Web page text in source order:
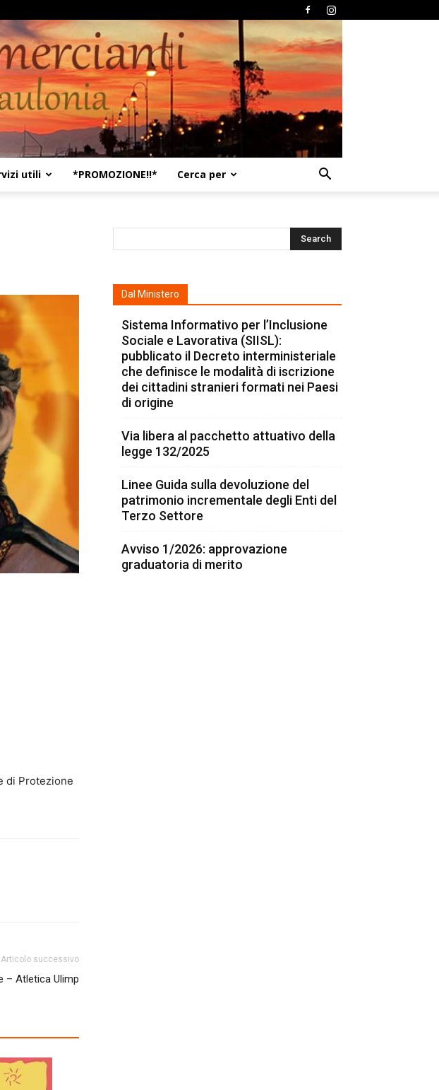
utili *PROMOZIONE!!* Cerca per
di Protezione
Articolo successivo
– Atletica Ulimp
Dal Ministero
Sistema Informativo per l’Inclusione
Sociale e Lavorativa (SIISL):
pubblicato il Decreto interministeriale
che definisce le modalità di iscrizione
dei cittadini stranieri formati nei Paesi
di origine
Via libera al pacchetto attuativo della
legge 132/2025
Linee Guida sulla devoluzione del
patrimonio incrementale degli Enti del
Terzo Settore
Avviso 1/2026: approvazione
graduatoria di merito